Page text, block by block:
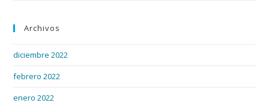
Archivos
diciembre 2022
febrero 2022
enero 2022